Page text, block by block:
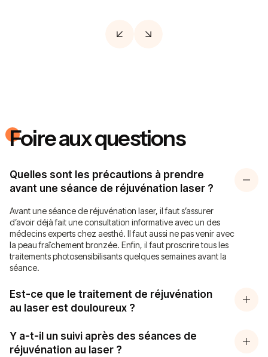
Foire aux questions
Quelles sont les précautions à prendre
avant une séance de réjuvénation laser ?
Avant une séance de réjuvénation laser, il faut s’assurer
d’avoir déjà fait une consultation informative avec un des
médecins experts chez aesthé. Il faut aussi ne pas venir avec
la peau fraîchement bronzée. Enfin, il faut proscrire tous les
traitements photosensibilisants quelques semaines avant la
séance.
Est-ce que le traitement de réjuvénation
au laser est douloureux ?
Y a-t-il un suivi après des séances de
réjuvénation au laser ?